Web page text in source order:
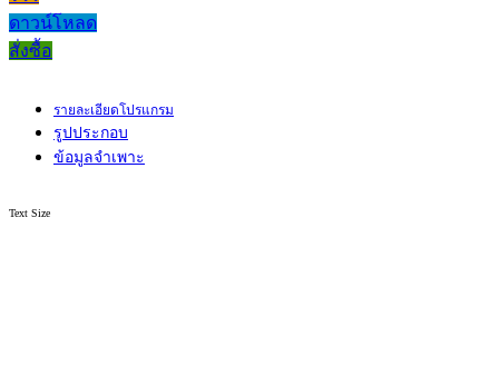
ดาวน์โหลด
สั่งซื้อ
รายละเอียดโปรแกรม
รูปประกอบ
ข้อมูลจำเพาะ
Text Size